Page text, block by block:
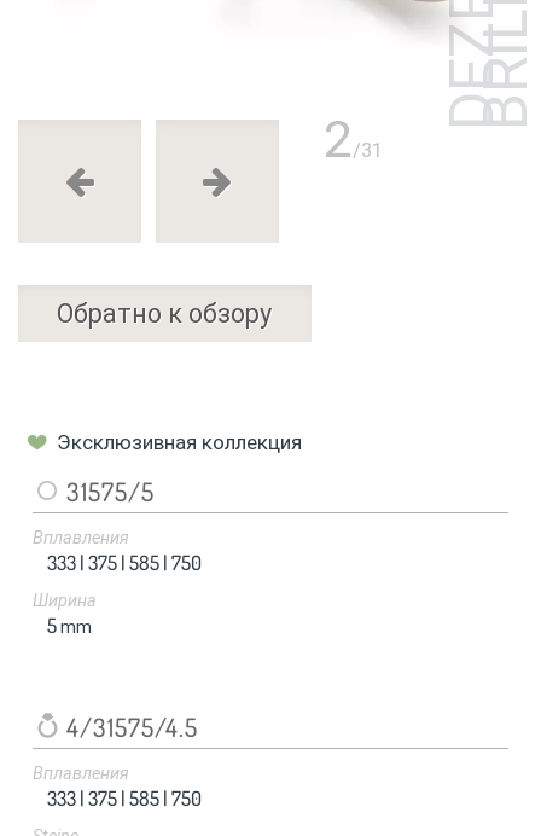
2/31
Обратно к обзору
Эксклюзивная коллекция
31575/5
Вплавления
333 |375 |585 |750
Ширина
5mm
4/31575/4.5
Вплавления
333 |375 |585 |750